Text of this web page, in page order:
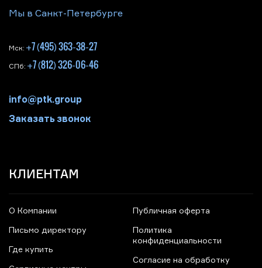
Мы в Санкт-Петербурге
Мск: +7 (495) 363-38-27
СПб: +7 (812) 326-06-46
info@ptk.group
Заказать звонок
КЛИЕНТАМ
О Компании
Письмо директору
Где купить
Публичная оферта
Политика
конфиденциальности
Согласие на обработку